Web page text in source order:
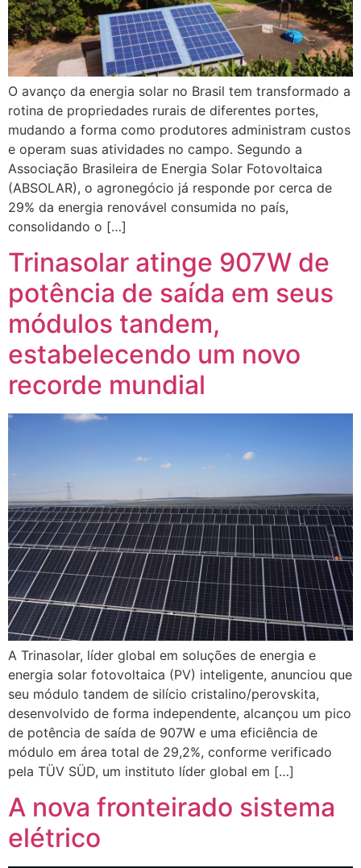
O avanço da energia solar no Brasil tem transformado a
rotina de propriedades rurais de diferentes portes,
mudando a forma como produtores administram custos
e operam suas atividades no campo. Segundo a
Associação Brasileira de Energia Solar Fotovoltaica
(ABSOLAR), o agronegócio já responde por cerca de
29% da energia renovável consumida no país,
consolidando o […]
Trinasolar atinge 907W de
potência de saída em seus
módulos tandem,
estabelecendo um novo
recorde mundial
A Trinasolar, líder global em soluções de energia e
energia solar fotovoltaica (PV) inteligente, anunciou que
seu módulo tandem de silício cristalino/perovskita,
desenvolvido de forma independente, alcançou um pico
de potência de saída de 907W e uma eficiência de
módulo em área total de 29,2%, conforme verificado
pela TÜV SÜD, um instituto líder global em […]
A nova fronteirado sistema
elétrico